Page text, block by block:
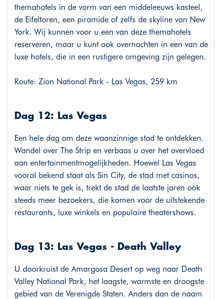
themahotels in de vorm van een middeleeuws kasteel,
de Eifeltoren, een piramide of zelfs de skyline van New
York. Wij kunnen voor u een van deze themahotels
reserveren, maar u kunt ook overnachten in een van de
luxe hotels, die in een rustigere omgeving zijn gelegen.
Route: Zion National Park - Las Vegas, 259 km
Dag 12: Las Vegas
Een hele dag om deze waanzinnige stad te ontdekken.
Wandel over The Strip en verbaas u over het overvloed
aan entertainmentmogelijkheden. Hoewel Las Vegas
vooral bekend staat als Sin City, de stad met casinos,
waar niets te gek is, trekt de stad de laatste jaren ook
steeds meer bezoekers, die komen voor de uitstekende
restaurants, luxe winkels en populaire theatershows.
Dag 13: Las Vegas - Death Valley
U doorkruist de Amargosa Desert op weg naar Death
Valley National Park, het laagste, warmste en droogste
gebied van de Verenigde Staten. Anders dan de naam